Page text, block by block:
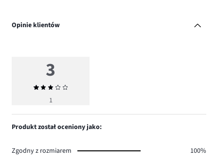
Opinie klientów
3
Średnia
ocena
1
Produkt został oceniony jako:
Zgodny z rozmiarem
100%